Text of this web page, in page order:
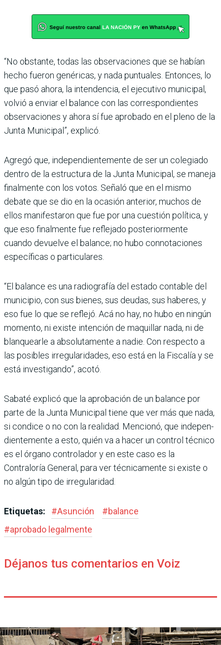
“No obstante, todas las obser­vaciones que se habían
hecho fueron genéricas, y nada pun­tuales. Entonces, lo
que pasó ahora, la intendencia, el ejecu­tivo municipal,
volvió a enviar el balance con las correspon­dientes
observaciones y ahora sí fue aprobado en el pleno de la
Junta Municipal”, explicó.
Agregó que, independien­temente de ser un cole­giado
dentro de la estruc­tura de la Junta Municipal, se maneja
finalmente con los votos. Señaló que en el mismo
debate que se dio en la ocasión anterior, muchos de
ellos manifestaron que fue por una cuestión polí­tica, y
que eso finalmente fue reflejado posterior­mente
cuando devuelve el balance; no hubo connota­ciones
específicas o parti­culares.
“El balance es una radiografía del estado contable del
muni­cipio, con sus bienes, sus deu­das, sus haberes, y
eso fue lo que se reflejó. Acá no hay, no hubo en ningún
momento, ni existe intención de maqui­llar nada, ni de
blanquearle a absolutamente a nadie. Con respecto a
las posibles irre­gularidades, eso está en la Fis­calía y se
está investigando”, acotó.
Sabaté explicó que la apro­bación de un balance por
parte de la Junta Municipal tiene que ver más que nada,
si condice o no con la reali­dad. Mencionó, que indepen­
dientemente a esto, quién va a hacer un control técnico
es el órgano controlador y en este caso es la
Contraloría Gene­ral, para ver técnicamente si existe o
no algún tipo de irre­gularidad.
Etiquetas: #Asunción #balance
#aprobado legalmente
Déjanos tus comentarios en Voiz